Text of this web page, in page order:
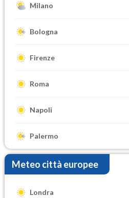
Milano
Bologna
Firenze
Roma
Napoli
Palermo
Meteo città europee
Londra